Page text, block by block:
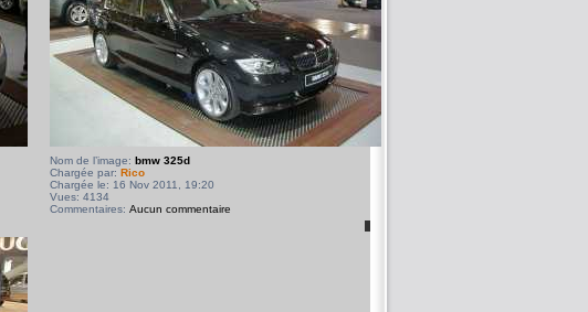
Nom de l’image: bmw 325d
Chargée par: Rico
Chargée le: 16 Nov 2011, 19:20
Vues: 4134
Commentaires: Aucun commentaire